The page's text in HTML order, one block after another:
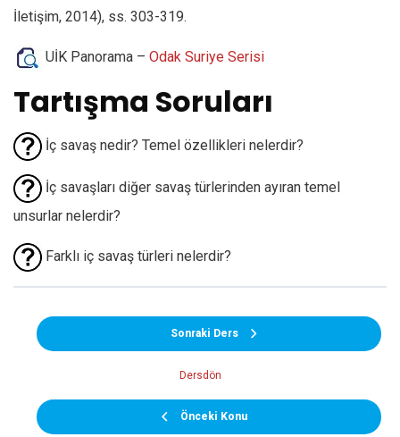
İletişim, 2014), ss. 303-319.
UİK Panorama – Odak Suriye Serisi
Tartışma Soruları
İç savaş nedir? Temel özellikleri nelerdir?
İç savaşları diğer savaş türlerinden ayıran temel
unsurlar nelerdir?
Farklı iç savaş türleri nelerdir?
Önceki Konu
Dersdön
Sonraki Ders